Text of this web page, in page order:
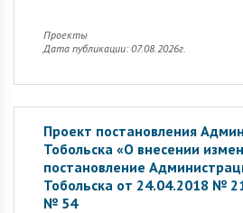
Проекты
Дата публикации: 07.08.2026г.
Проект постановления
Тобольска «О внесении
постановление
Тобольска от 24.04.2018 №
№ 54